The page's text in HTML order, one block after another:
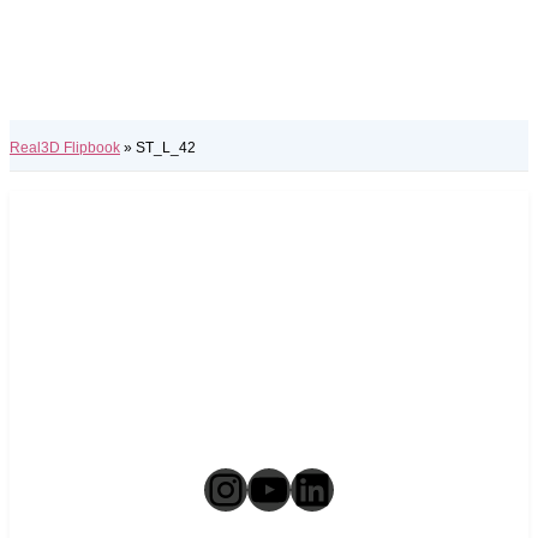
Real3D Flipbook » ST_L_42
Instagram
YouTube
LinkedIn